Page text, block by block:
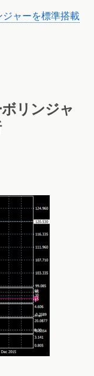
ャーを標準搭載
リンジャ